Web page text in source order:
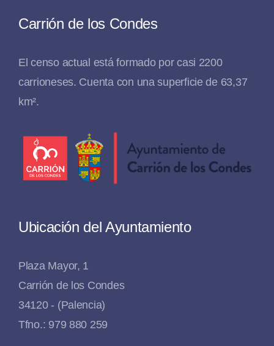
Carrión de los Condes
El censo actual está formado por casi 2200
carrioneses. Cuenta con una superficie de 63,37
km².
Ubicación del Ayuntamiento
Plaza Mayor, 1
Carrión de los Condes
34120 - (Palencia)
Tfno.: 979 880 259